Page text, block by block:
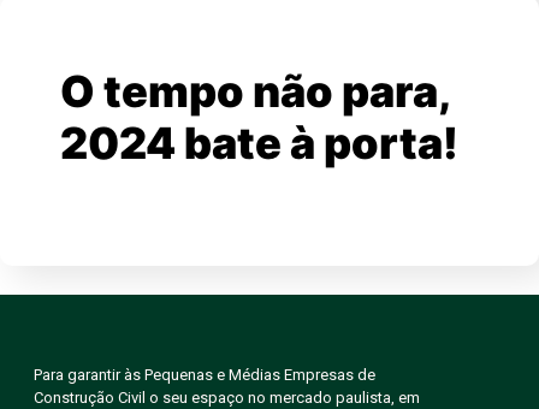
O tempo não para,
2024 bate à porta!
Para garantir às Pequenas e Médias Empresas de
Construção Civil o seu espaço no mercado paulista, em